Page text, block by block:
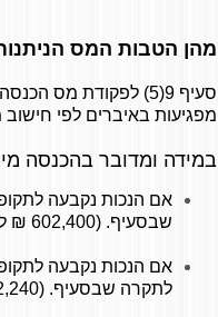
מהן הטבות המס הניתנות
מפגיעות באיברים לפי חישוב
במידה ומדובר בהכנסה
שבסעיף. (602,400 ₪ לשנת המס 2013)
לתקרה שבסעיף. (72,240 ₪ לשנת המס 2013).